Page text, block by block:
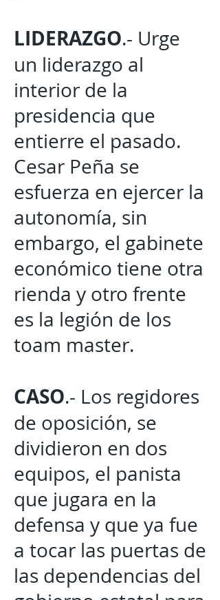
LIDERAZGO.- Urge
un liderazgo al
interior de la
presidencia que
entierre el pasado.
Cesar Peña se
esfuerza en ejercer la
autonomía, sin
embargo, el gabinete
económico tiene otra
rienda y otro frente
es la legión de los
toam master.
CASO.- Los regidores
de oposición, se
dividieron en dos
equipos, el panista
que jugara en la
defensa y que ya fue
a tocar las puertas de
las dependencias del